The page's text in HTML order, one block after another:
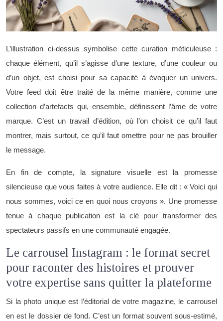
L’illustration ci-dessus symbolise cette curation méticuleuse :
chaque élément, qu’il s’agisse d’une texture, d’une couleur ou
d’un objet, est choisi pour sa capacité à évoquer un univers.
Votre feed doit être traité de la même manière, comme une
collection d’artefacts qui, ensemble, définissent l’âme de votre
marque. C’est un travail d’édition, où l’on choisit ce qu’il faut
montrer, mais surtout, ce qu’il faut omettre pour ne pas brouiller
le message.
En fin de compte, la signature visuelle est la promesse
silencieuse que vous faites à votre audience. Elle dit : « Voici qui
nous sommes, voici ce en quoi nous croyons ». Une promesse
tenue à chaque publication est la clé pour transformer des
spectateurs passifs en une communauté engagée.
Le carrousel Instagram : le format secret
pour raconter des histoires et prouver
votre expertise sans quitter la plateforme
Si la photo unique est l’éditorial de votre magazine, le carrousel
en est le dossier de fond. C’est un format souvent sous-estimé,